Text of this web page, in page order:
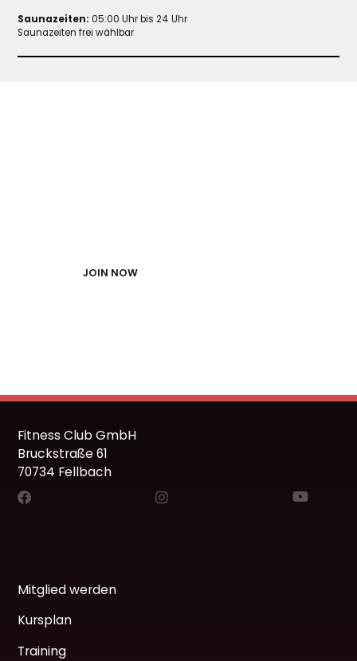
Saunazeiten: 05:00 Uhr bis 24 Uhr
Saunazeiten frei wählbar
JOIN NOW
Fitness Club GmbH
Bruckstraße 61
70734 Fellbach
Mitglied werden
Kursplan
Training